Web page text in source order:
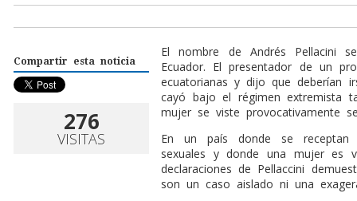
Compartir esta noticia
276
VISITAS
El nombre de Andrés Pellacini
Ecuador. El presentador de un
ecuatorianas y dijo que deberían
cayó bajo el régimen extremista
mujer se viste provocativamente
En un país donde se receptan
sexuales y donde una mujer es
declaraciones de Pellaccini
son un caso aislado ni una